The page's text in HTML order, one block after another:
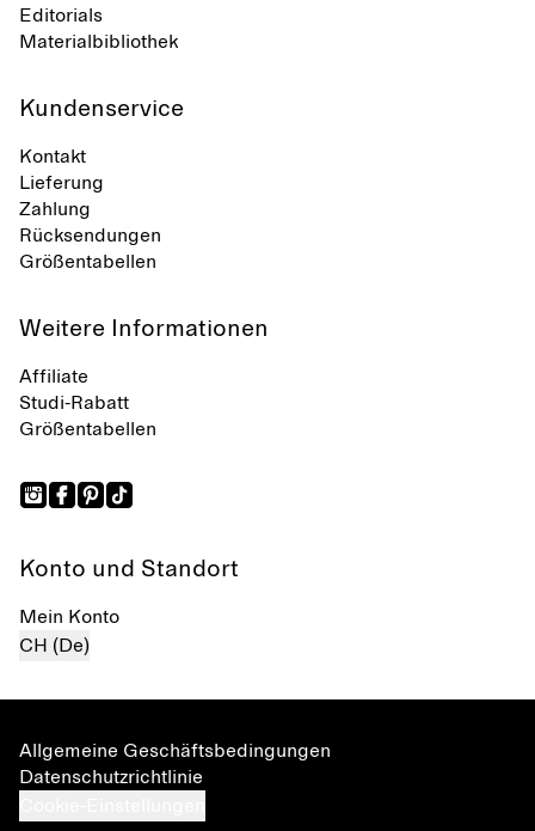
Editorials
Materialbibliothek
Kundenservice
Kontakt
Lieferung
Zahlung
Rücksendungen
Größentabellen
Weitere Informationen
Affiliate
Studi-Rabatt
Größentabellen
Konto und Standort
Mein Konto
CH (De)
Allgemeine Geschäftsbedingungen
Datenschutzrichtlinie